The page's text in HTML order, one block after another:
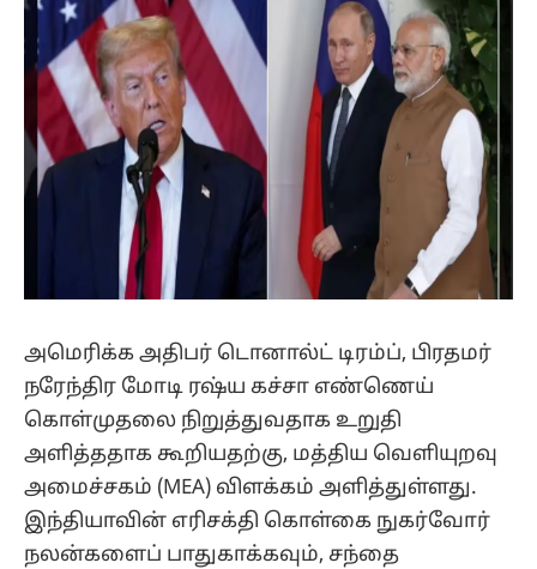
அமெரிக்க அதிபர் டொனால்ட் டிரம்ப், பிரதமர்
நரேந்திர மோடி ரஷ்ய கச்சா எண்ணெய்
கொள்முதலை நிறுத்துவதாக உறுதி
அளித்ததாக கூறியதற்கு, மத்திய வெளியுறவு
அமைச்சகம் (MEA) விளக்கம் அளித்துள்ளது.
இந்தியாவின் எரிசக்தி கொள்கை நுகர்வோர்
நலன்களைப் பாதுகாக்கவும், சந்தை